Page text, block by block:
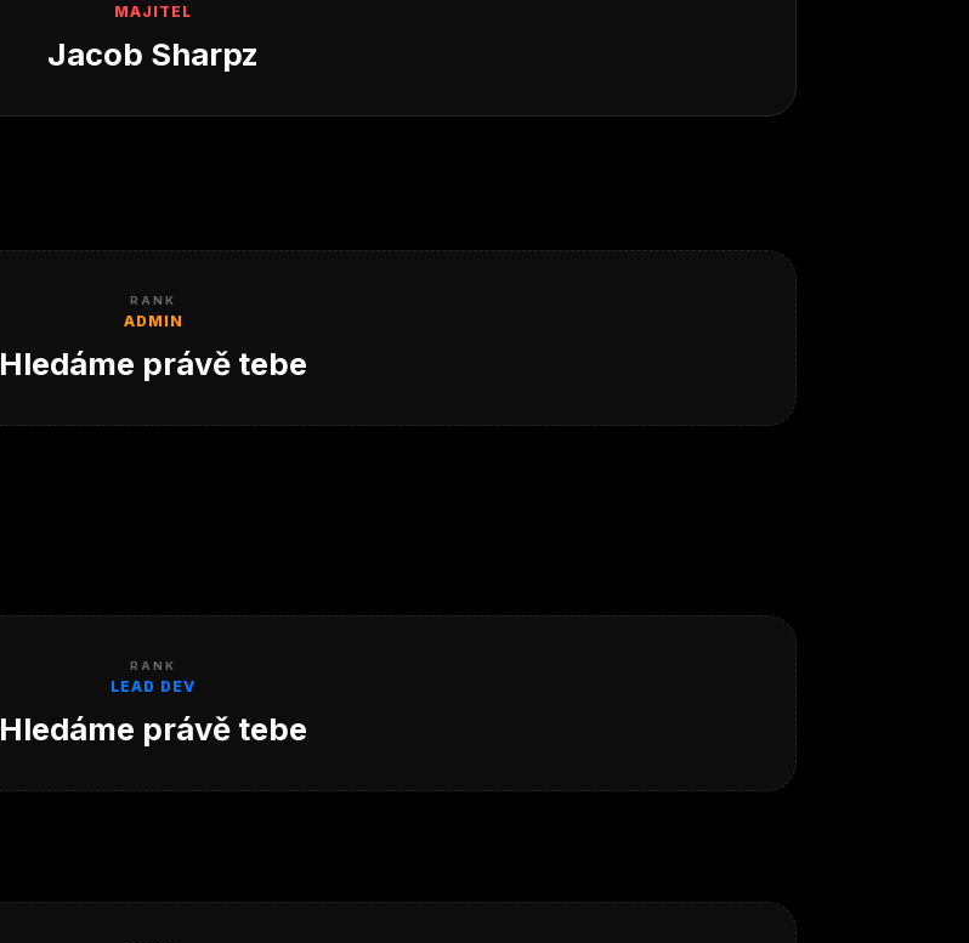
MAJITEL
Jacob Sharpz
RANK
ADMIN
Hledáme právě tebe
RANK
LEAD DEV
Hledáme právě tebe